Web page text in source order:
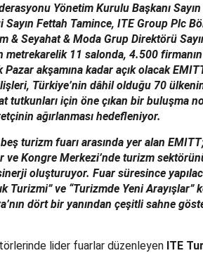
Yönetim Kurulu Başkanı
Sayın Fettah Tamince, ITE Group Plc
& Seyahat & Moda Grup Direktörü
metrekarelik 11 salonda, 4.500 firmanın
Pazar akşamına kadar açık olacak
Türkiye’nin dâhil olduğu 70
tutkunları için öne çıkan bir buluşma
ağırlanması hedefleniyor.
turizm fuarı arasında yer alan
ve Kongre Merkezi’nde turizm
oluşturuyor. Fuar süresince
Turizmi” ve “Turizmde Yeni Arayışlar”
dört bir yanından çeşitli sahne
lider fuarlar düzenleyen ITE